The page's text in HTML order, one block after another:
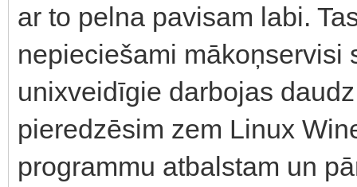
ar to pelna pavisam labi.
nepieciešami mākoņservisi
unixveidīgie darbojas
pieredzēsim zem Linux
programmu atbalstam un